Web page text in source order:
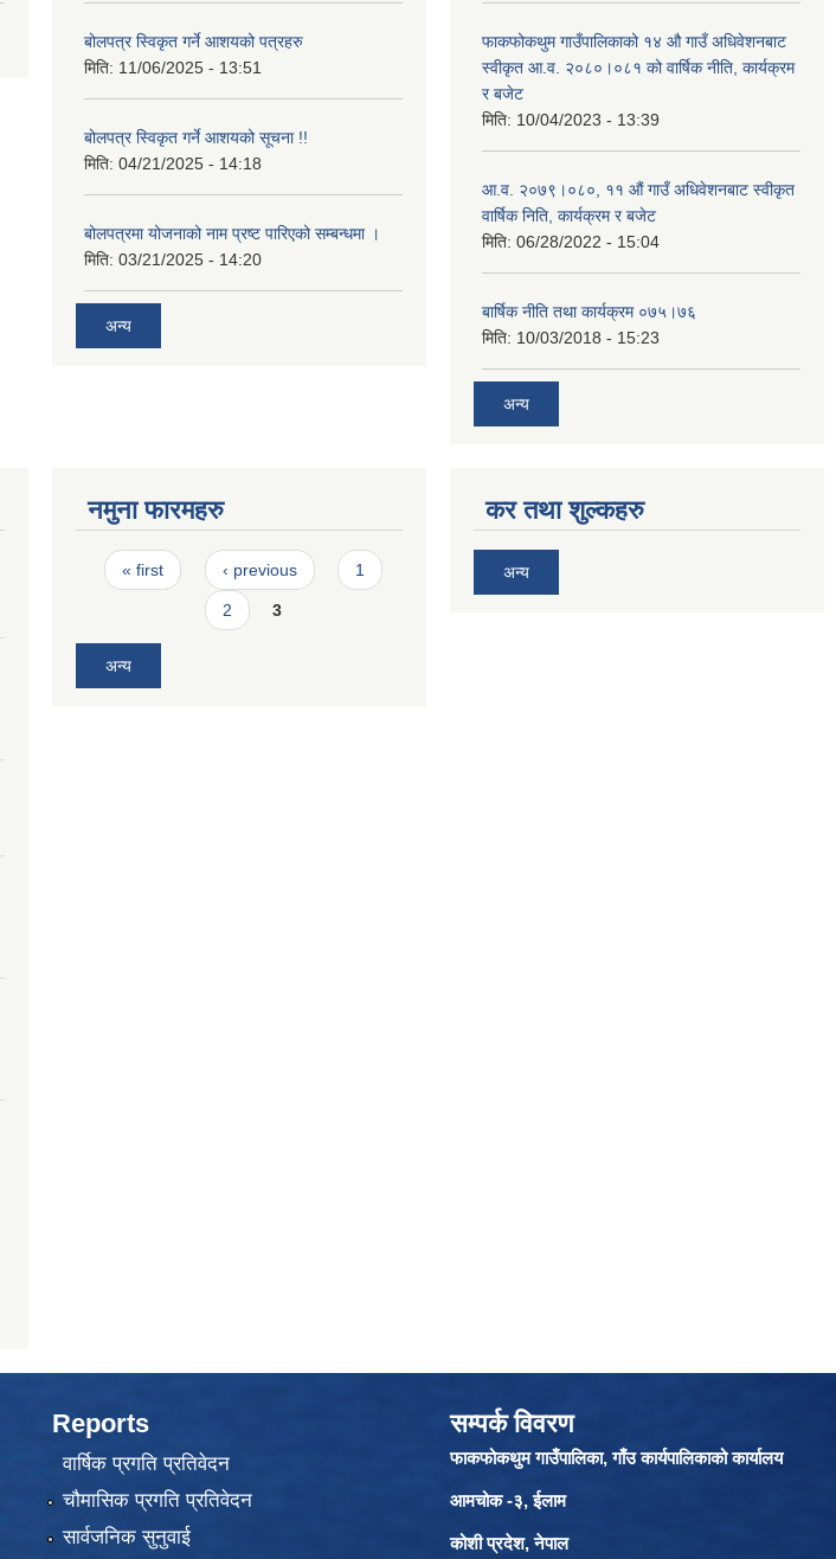
बोलपत्र स्विकृत गर्ने आशयको पत्रहरु
मिति: 11/06/2025 - 13:51
बोलपत्र स्विकृत गर्ने आशयको सूचना !!
मिति: 04/21/2025 - 14:18
बोलपत्रमा योजनाको नाम प्रष्ट पारिएको सम्बन्धमा ।
मिति: 03/21/2025 - 14:20
अन्य
फाकफोकथुम गाउँपालिकाको १४ औ गाउँ अधिवेशनबाट
स्वीकृत आ.व. २०८०।०८१ को वार्षिक नीति, कार्यक्रम
र बजेट
मिति: 10/04/2023 - 13:39
आ.व. २०७९।०८०, ११ औं गाउँ अधिवेशनबाट स्वीकृत
वार्षिक निति, कार्यक्रम र बजेट
मिति: 06/28/2022 - 15:04
बार्षिक नीति तथा कार्यक्रम ०७५।७६
मिति: 10/03/2018 - 15:23
अन्य
नमुना फारमहरु
Pages
« first ‹ previous 1
2 3
अन्य
कर तथा शुल्कहरु
अन्य
Reports
वार्षिक प्रगति प्रतिवेदन
चौमासिक प्रगति प्रतिवेदन
सार्वजनिक सुनुवाई
सम्पर्क विवरण
फाकफोकथुम गाउँपालिका, गाँउ कार्यपालिकाको कार्यालय
आमचोक -३, ईलाम
कोशी प्रदेश, नेपाल